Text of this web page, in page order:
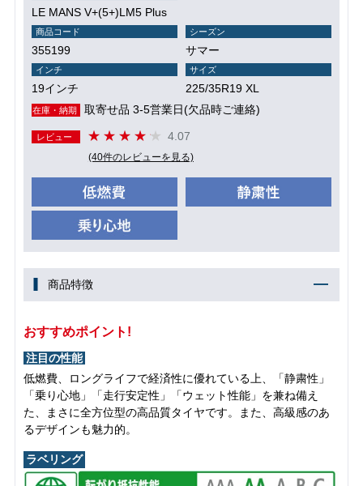
LE MANS V+(5+)LM5 Plus
商品コード
355199
シーズン
サマー
インチ
19インチ
サイズ
225/35R19 XL
在庫・納期 取寄せ品 3-5営業日(欠品時ご連絡)
レビュー 4.07
(40件のレビューを見る)
商品特徴
おすすめポイント!
注目の性能
低燃費、ロングライフで経済性に優れている上、「静粛性」
「乗り心地」「走行安定性」「ウェット性能」を兼ね備え
た、まさに全方位型の高品質タイヤです。また、高級感のあ
るデザインも魅力的。
ラベリング